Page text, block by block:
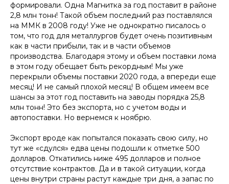
формировали. Одна Магнитка за год поставит в районе
2,8 млн тонн! Такой объем последний раз поставлялся
на ММК в 2008 году! Уже не однократно писалось о
том, что год для металлургов будет очень позитивным
как в части прибыли, так и в части объемов
производства. Благодаря этому и объем поставки лома
в этом году обещает быть рекордным! Мы уже
перекрыли объемы поставки 2020 года, а впереди еще
месяц! И не самый плохой месяц! В общем имеем все
шансы за этот год поставить на заводы порядка 25,8
млн тонн! Это без экспорта, но с учетом воды и
автопоставки. Но вернемся к ноябрю.
Экспорт вроде как попытался показать свою силу, но
тут же «сдулся» едва цены подошли к отметке 500
долларов. Откатились ниже 495 долларов и полное
отсутствие контрактов. Да и в такой ситуации, когда
цены внутри страны растут каждые три дня, а запас по